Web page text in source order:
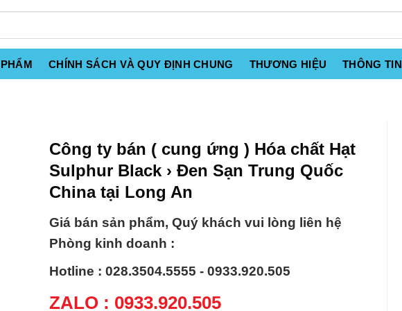
CHÍNH SÁCH VÀ QUY ĐỊNH CHUNG THƯƠNG HIỆU THÔNG TIN
Công ty bán ( cung ứng ) Hóa chất Hạt
Sulphur Black › Ðen Sạn Trung Quốc
China tại Long An
Giá bán sản phẩm, Quý khách vui lòng liên hệ
Phòng kinh doanh :
Hotline : 028.3504.5555 - 0933.920.505
ZALO : 0933.920.505